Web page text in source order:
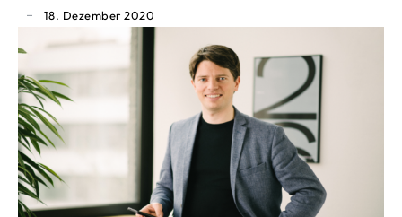
18. Dezember 2020